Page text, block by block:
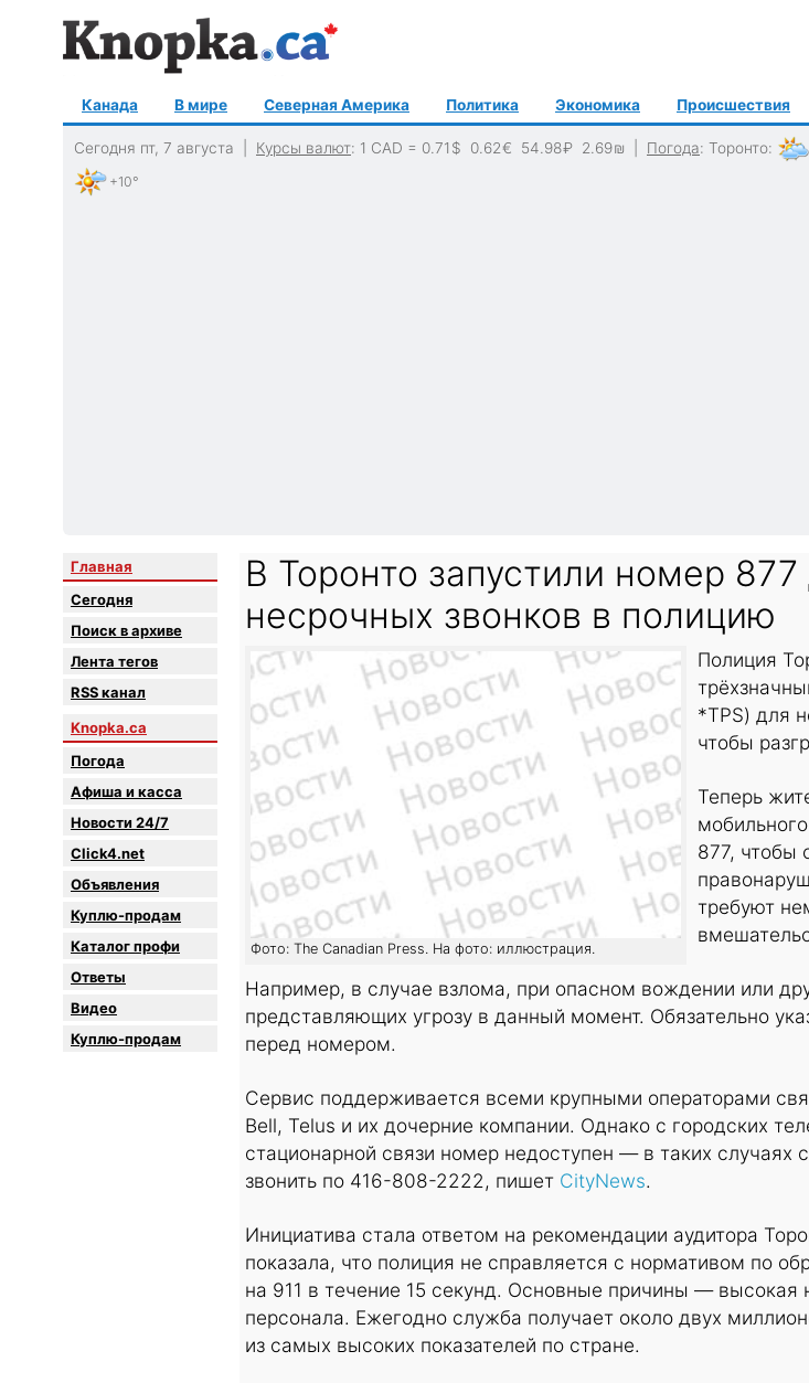
Канада В мире Северная Америка Политика Экономика Происшествия
Сегодня пт, 7 августа | Курсы валют: 1 CAD = 0.71 $ 0.62€ 54.98₽ 2.69₪ Погода: Торонто:
+10°
Главная
Сегодня
Поиск в архиве
Лента тегов
RSS канал
Knopka.ca
Погода
Афиша и касса
Новости 24/7
Click4.net
Объявления
Куплю-продам
Каталог профи
Oтветы
Видео
Куплю-продам
В Торонто запустили номер 877
несрочных звонков в полицию
Фото: The Canadian Press. На фото: иллюстрация.
Полиция
*TPS) для
чтобы
Теперь
877, чтобы
требуют
Например, в случае взлома, при опасном вождении или
представляющих угрозу в данный момент. Обязательно
перед номером.
Сервис поддерживается всеми крупными операторами
Bell, Telus и их дочерние компании. Однако с городских
стационарной связи номер недоступен — в таких случаях
звонить по 416-808-2222, пишет CityNews.
Инициатива стала ответом на рекомендации аудитора
показала, что полиция не справляется с нормативом по
на 911 в течение 15 секунд. Основные причины — высокая
персонала. Ежегодно служба получает около двух
из самых высоких показателей по стране.